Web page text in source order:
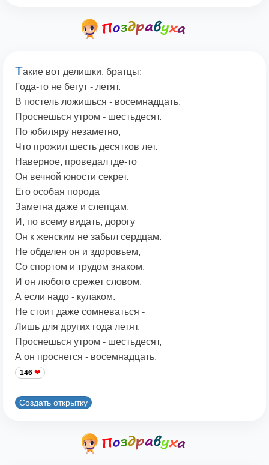
Такие вот делишки, братцы:
Года-то не бегут - летят.
В постель ложишься - восемнадцать,
Проснешься утром - шестьдесят.
По юбиляру незаметно,
Что прожил шесть десятков лет.
Наверное, проведал где-то
Он вечной юности секрет.
Его особая порода
Заметна даже и слепцам.
И, по всему видать, дорогу
Он к женским не забыл сердцам.
Не обделен он и здоровьем,
Со спортом и трудом знаком.
И он любого срежет словом,
А если надо - кулаком.
Не стоит даже сомневаться -
Лишь для других года летят.
Проснешься утром - шестьдесят,
А он проснется - восемнадцать.
146
Создать открытку